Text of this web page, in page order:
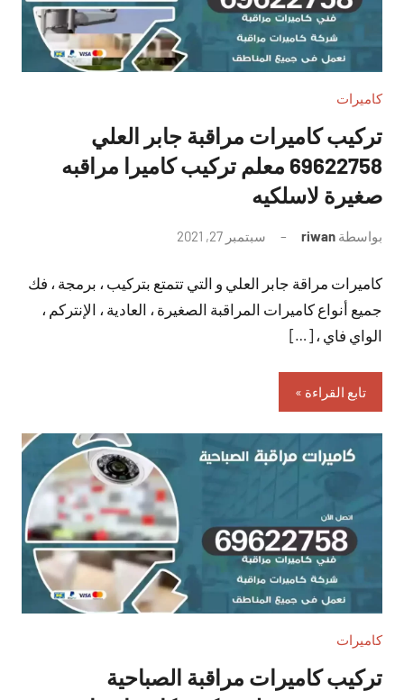
كاميرات
تركيب كاميرات مراقبة جابر العلي
69622758 معلم تركيب كاميرا مراقبه
صغيرة لاسلكيه
بواسطة riwan سبتمبر 27, 2021
تعليقات
كاميرات مراقة جابر العلي و التي تتمتع بتركيب ، برمجة ، فك
جميع أنواع كاميرات المراقبة الصغيرة ، العادية ، الإنتركم ،
الواي فاي ، […]
تابع القراءة
كاميرات
تركيب كاميرات مراقبة الصباحية